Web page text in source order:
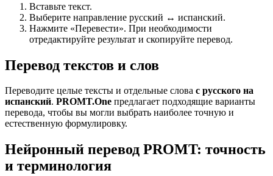
Вставьте текст.
Выберите направление русский ↔ испанский.
Нажмите «Перевести». При необходимости
отредактируйте результат и скопируйте перевод.
Перевод текстов и слов
Переводите целые тексты и отдельные слова с русского на
испанский. PROMT.One предлагает подходящие варианты
перевода, чтобы вы могли выбрать наиболее точную и
естественную формулировку.
Нейронный перевод PROMT: точность
и терминология